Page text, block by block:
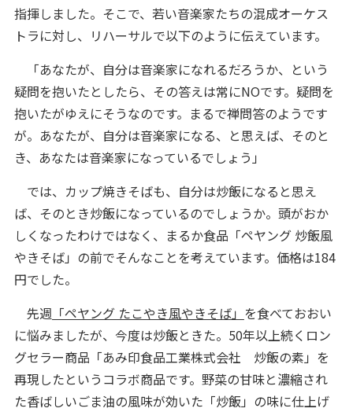
指揮しました。そこで、若い音楽家たちの混成オーケス
トラに対し、リハーサルで以下のように伝えています。
「あなたが、自分は音楽家になれるだろうか、という
疑問を抱いたとしたら、その答えは常にNOです。疑問を
抱いたがゆえにそうなのです。まるで禅問答のようです
が。あなたが、自分は音楽家になる、と思えば、そのと
き、あなたは音楽家になっているでしょう」
では、カップ焼きそばも、自分は炒飯になると思え
ば、そのとき炒飯になっているのでしょうか。頭がおか
しくなったわけではなく、まるか食品「ペヤング 炒飯風
やきそば」の前でそんなことを考えています。価格は184
円でした。
先週 「ペヤング たこやき風やきそば」 を食べておおい
に悩みましたが、今度は炒飯ときた。50年以上続くロン
グセラー商品「あみ印食品工業株式会社 炒飯の素」を
再現したというコラボ商品です。野菜の甘味と濃縮され
た香ばしいごま油の風味が効いた「炒飯」の味に仕上げ